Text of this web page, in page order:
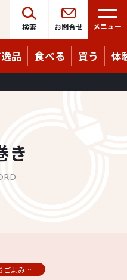
検索 お問合せ メニュー
品 食べる 買う 体
Language
き
まちごよみ用語辞典